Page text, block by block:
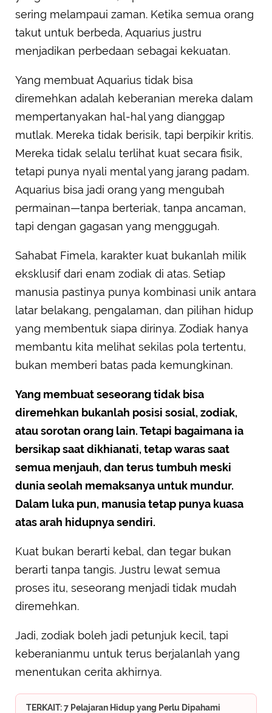
sering melampaui zaman. Ketika semua orang
takut untuk berbeda, Aquarius justru
menjadikan perbedaan sebagai kekuatan.
Yang membuat Aquarius tidak bisa
diremehkan adalah keberanian mereka dalam
mempertanyakan hal-hal yang dianggap
mutlak. Mereka tidak berisik, tapi berpikir kritis.
Mereka tidak selalu terlihat kuat secara fisik,
tetapi punya nyali mental yang jarang padam.
Aquarius bisa jadi orang yang mengubah
permainan—tanpa berteriak, tanpa ancaman,
tapi dengan gagasan yang menggugah.
Sahabat Fimela, karakter kuat bukanlah milik
eksklusif dari enam zodiak di atas. Setiap
manusia pastinya punya kombinasi unik antara
latar belakang, pengalaman, dan pilihan hidup
yang membentuk siapa dirinya. Zodiak hanya
membantu kita melihat sekilas pola tertentu,
bukan memberi batas pada kemungkinan.
Yang membuat seseorang tidak bisa
diremehkan bukanlah posisi sosial, zodiak,
atau sorotan orang lain. Tetapi bagaimana ia
bersikap saat dikhianati, tetap waras saat
semua menjauh, dan terus tumbuh meski
dunia seolah memaksanya untuk mundur.
Dalam luka pun, manusia tetap punya kuasa
atas arah hidupnya sendiri.
Kuat bukan berarti kebal, dan tegar bukan
berarti tanpa tangis. Justru lewat semua
proses itu, seseorang menjadi tidak mudah
diremehkan.
Jadi, zodiak boleh jadi petunjuk kecil, tapi
keberanianmu untuk terus berjalanlah yang
menentukan cerita akhirnya.
TERKAIT: 7 Pelajaran Hidup yang Perlu Dipahami